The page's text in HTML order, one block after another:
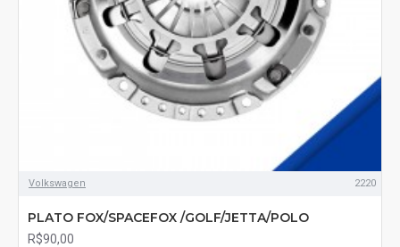
Volkswagen 2220
PLATO FOX/SPACEFOX /GOLF/JETTA/POLO
R$90,00